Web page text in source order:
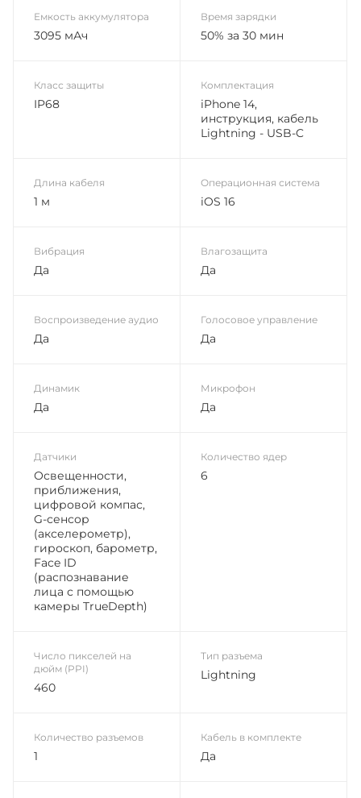
Емкость аккумулятора
3095 мАч
Время зарядки
50% за 30 мин
Класс защиты
IP68
Комплектация
iPhone 14,
инструкция, кабель
Lightning - USB-C
Длина кабеля
1 м
Операционная система
iOS 16
Вибрация
Да
Влагозащита
Да
Воспроизведение аудио
Да
Голосовое управление
Да
Динамик
Да
Микрофон
Да
Датчики
Освещенности,
приближения,
цифровой компас,
G-сенсор
(акселерометр),
гироскоп, барометр,
Face ID
(распознавание
лица с помощью
камеры TrueDepth)
Количество ядер
6
Число пикселей на
дюйм (PPI)
460
Тип разъема
Lightning
Количество разъемов
1
Кабель в комплекте
Да